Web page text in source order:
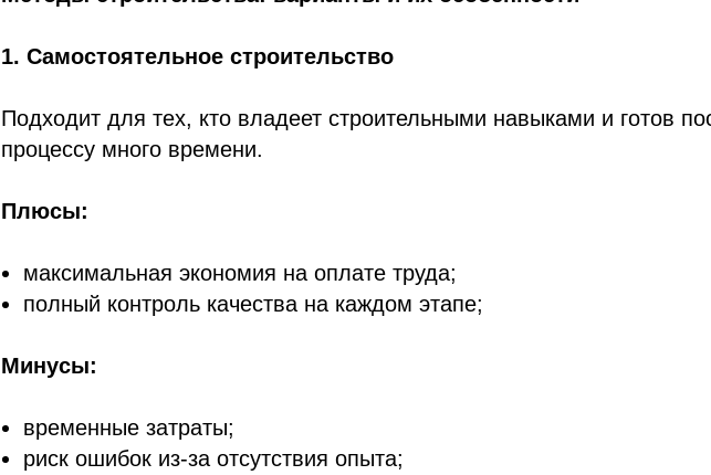
1. Самостоятельное строительство
Подходит для тех, кто владеет строительными навыками и готов
процессу много времени.
Плюсы:
максимальная экономия на оплате труда;
полный контроль качества на каждом этапе;
Минусы:
временные затраты;
риск ошибок из‑за отсутствия опыта;